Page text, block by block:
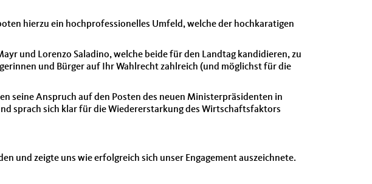
hierzu ein hochprofessionelles Umfeld, welche der hochkaratigen
und Lorenzo Saladino, welche beide für den Landtag kandidieren, zu
und Bürger auf Ihr Wahlrecht zahlreich (und möglichst für die
seine Anspruch auf den Posten des neuen Ministerpräsidenten in
sprach sich klar für die Wiedererstarkung des Wirtschaftsfaktors
und zeigte uns wie erfolgreich sich unser Engagement auszeichnete.